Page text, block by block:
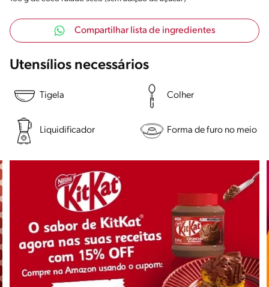
Compartilhar lista de ingredientes
Utensílios necessários
Tigela Colher
Liquidificador Forma de furo no meio